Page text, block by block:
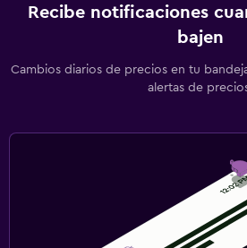
Recibe notificaciones
bajen
Cambios diarios de precios en tu
alertas de